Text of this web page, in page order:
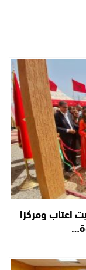
اعتاب ومركزا